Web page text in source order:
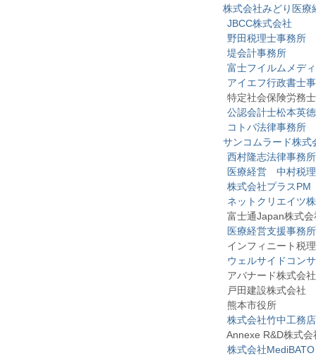
株式会社みどり医療
JBCC株式会社
野田税理士事務所
堤会計事務所
富士フイルムメデ
アイエフ行政書士
特定社会保険労務士
公認会計士松本英
コトバ法律事務所
サンコムラード株式
西村隆志法律事務所
医療経営 中村税
株式会社プラスPM
ネットクリエイツ
富士通Japan株式会
医療経営支援事務所
インフィニート税理
ウェルサイドコン
アバナード株式会社
戸田建設株式会社
熊本市役所
株式会社竹中工務店
Annexe R&D株式会
株式会社MediBATO